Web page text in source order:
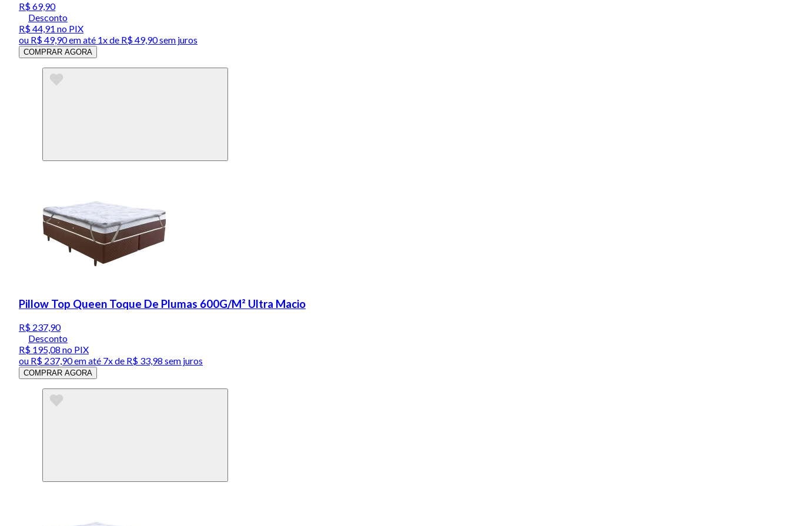
R$ 69,90
Desconto
R$ 44,91 no PIX
ou R$ 49,90em até 1x de R$ 49,90sem juros
COMPRAR AGORA
Pillow Top Queen Toque De Plumas 600G/M² Ultra Macio
R$ 237,90
Desconto
R$ 195,08 no PIX
ou R$ 237,90em até 7x de R$ 33,98 sem juros
COMPRAR AGORA